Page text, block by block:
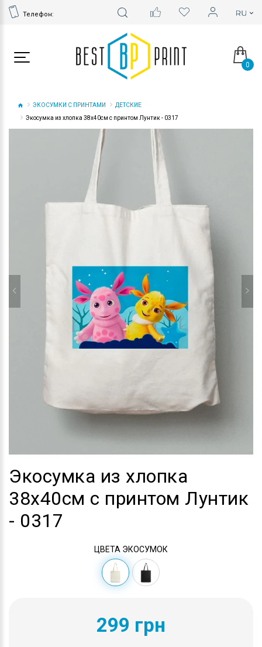
Телефон:
0
ЭКОСУМКИ С ПРИНТАМИ
ДЕТСКИЕ
Экосумка из хлопка 38х40см с принтом Лунтик - 0317
Экосумка из хлопка
38х40см с принтом Лунтик
- 0317
ЦВЕТА ЭКОСУМОК
299 грн